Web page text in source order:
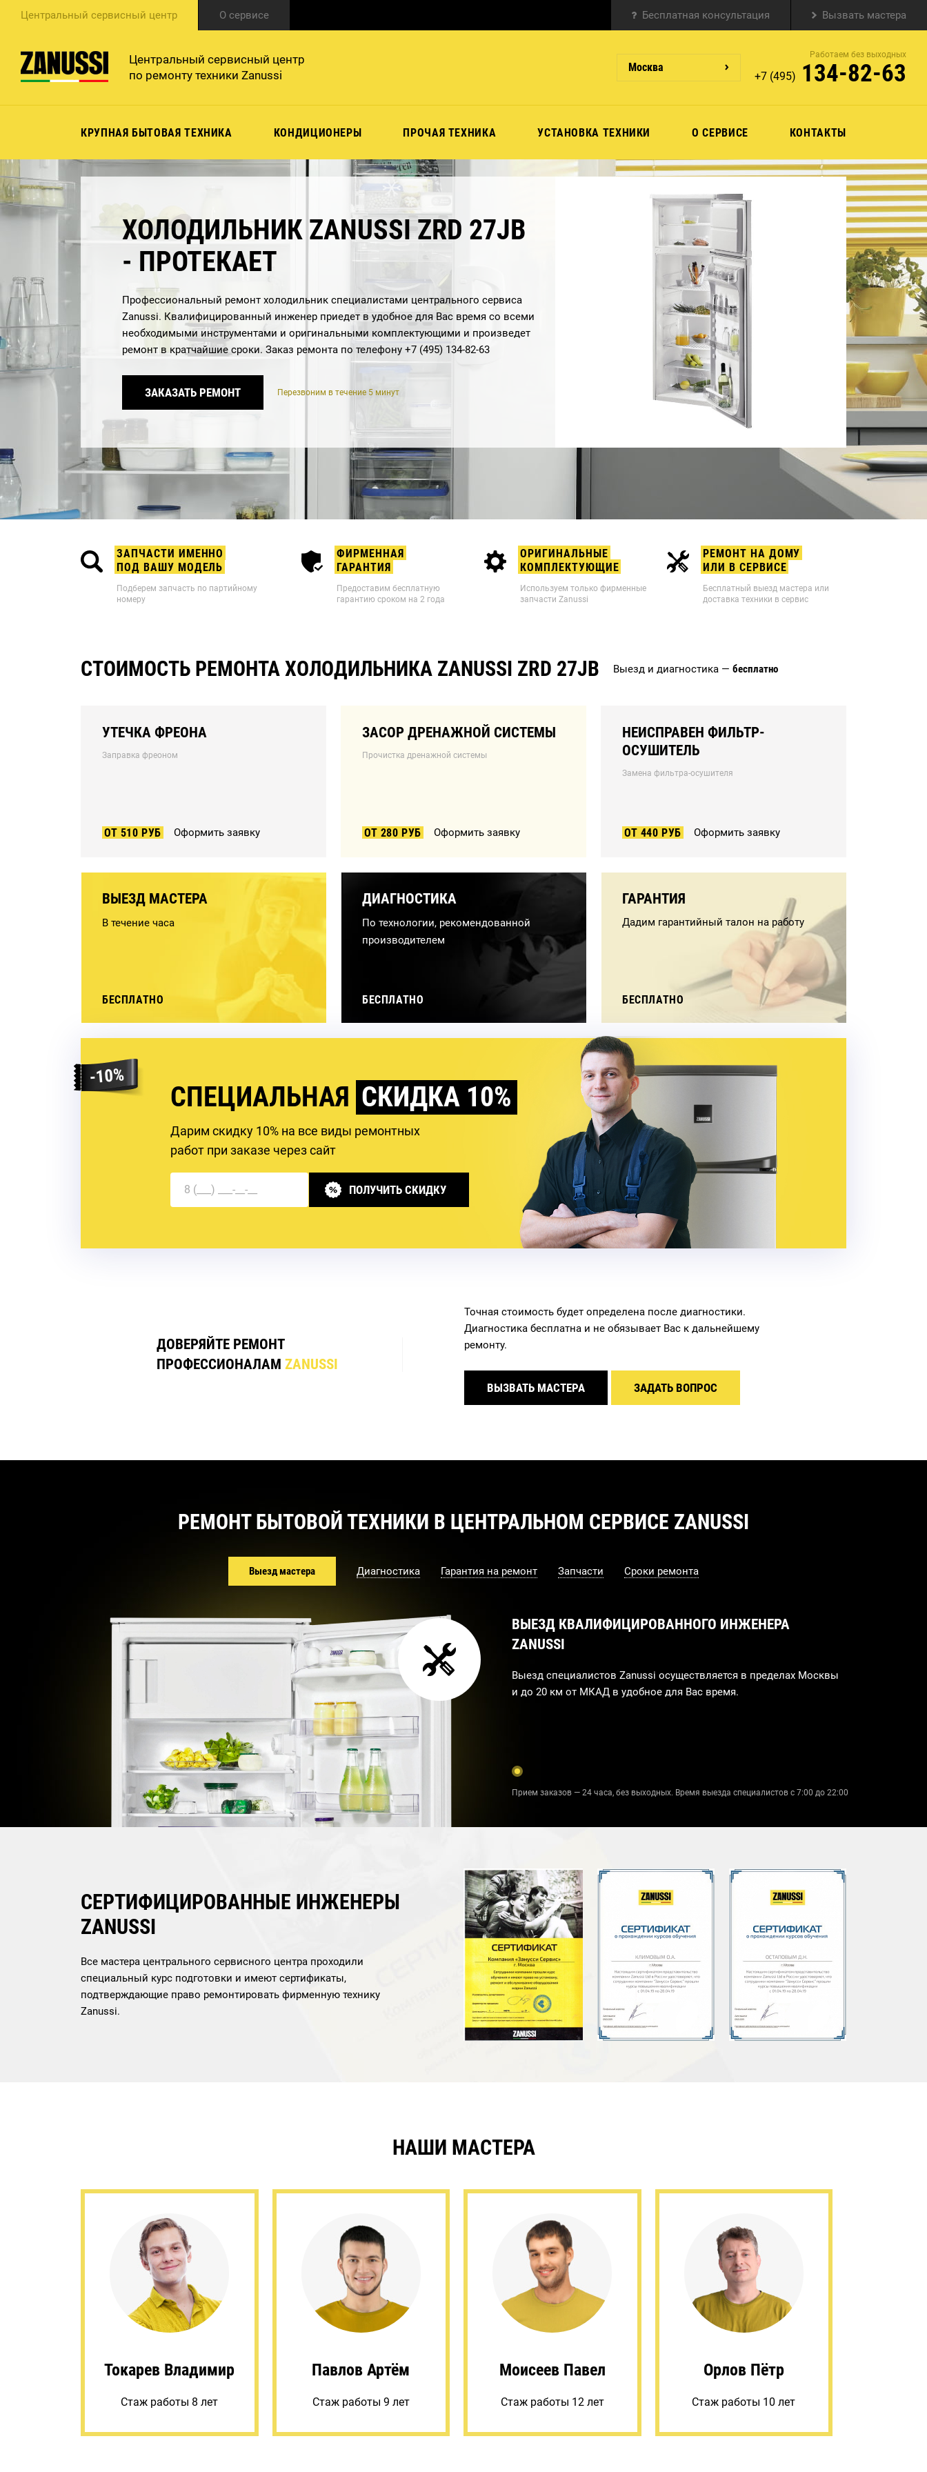
Центральный сервисный центр О сервисе Бесплатная консультация Вызвать мастера
Центральный сервисный центр
по ремонту техники Zanussi
Москва
Работаем без выходных
+7 (495) 134-82-63
КРУПНАЯ БЫТОВАЯ ТЕХНИКА КОНДИЦИОНЕРЫ ПРОЧАЯ ТЕХНИКА УСТАНОВКА ТЕХНИКИ О СЕРВИСЕ КОНТАКТЫ
ХОЛОДИЛЬНИК ZANUSSI ZRD 27JB
- ПРОТЕКАЕТ
Профессиональный ремонт холодильник специалистами центрального сервиса
Zanussi. Квалифицированный инженер приедет в удобное для Вас время со всеми
необходимыми инструментами и оригинальными комплектующими и произведет
ремонт в кратчайшие сроки. Заказ ремонта по телефону +7 (495) 134-82-63
ЗАКАЗАТЬ РЕМОНТ Перезвоним в течение 5 минут
ЗАПЧАСТИ ИМЕННО
ПОД ВАШУ МОДЕЛЬ
Подберем запчасть по партийному
номеру
ФИРМЕННАЯ
ГАРАНТИЯ
Предоставим бесплатную
гарантию сроком на 2 года
ОРИГИНАЛЬНЫЕ
КОМПЛЕКТУЮЩИЕ
Используем только фирменные
запчасти Zanussi
РЕМОНТ НА ДОМУ
ИЛИ В СЕРВИСЕ
Бесплатный выезд мастера или
доставка техники в сервис
СТОИМОСТЬ РЕМОНТА ХОЛОДИЛЬНИКА ZANUSSI ZRD 27JB Выезд и диагностика — бесплатно
УТЕЧКА ФРЕОНА
Заправка фреоном
ОТ 510 РУБ Оформить заявку
ЗАСОР ДРЕНАЖНОЙ СИСТЕМЫ
Прочистка дренажной системы
ОТ 280 РУБ Оформить заявку
НЕИСПРАВЕН ФИЛЬТР-
ОСУШИТЕЛЬ
Замена фильтра-осушителя
ОТ 440 РУБ Оформить заявку
ВЫЕЗД МАСТЕРА
В течение часа
БЕСПЛАТНО
ДИАГНОСТИКА
По технологии, рекомендованной
производителем
БЕСПЛАТНО
ГАРАНТИЯ
Дадим гарантийный талон на работу
БЕСПЛАТНО
СПЕЦИАЛЬНАЯ СКИДКА 10%
Дарим скидку 10% на все виды ремонтных
работ при заказе через сайт
ПОЛУЧИТЬ СКИДКУ
ДОВЕРЯЙТЕ РЕМОНТ
ПРОФЕССИОНАЛАМ ZANUSSI
Точная стоимость будет определена после диагностики.
Диагностика бесплатна и не обязывает Вас к дальнейшему
ремонту.
ВЫЗВАТЬ МАСТЕРА ЗАДАТЬ ВОПРОС
РЕМОНТ БЫТОВОЙ ТЕХНИКИ В ЦЕНТРАЛЬНОМ СЕРВИСЕ ZANUSSI
Выезд мастера Диагностика Гарантия на ремонт Запчасти Сроки ремонта
ВЫЕЗД КВАЛИФИЦИРОВАННОГО ИНЖЕНЕРА
ZANUSSI
Выезд специалистов Zanussi осуществляется в пределах Москвы
и до 20 км от МКАД в удобное для Вас время.
Прием заказов — 24 часа, без выходных. Время выезда специалистов с 7:00 до 22:00
СЕРТИФИЦИРОВАННЫЕ ИНЖЕНЕРЫ
ZANUSSI
Все мастера центрального сервисного центра проходили
специальный курс подготовки и имеют сертификаты,
подтверждающие право ремонтировать фирменную технику
Zanussi.
НАШИ МАСТЕРА
Токарев Владимир
Стаж работы 8 лет
Павлов Артём
Стаж работы 9 лет
Моисеев Павел
Стаж работы 12 лет
Орлов Пётр
Стаж работы 10 лет